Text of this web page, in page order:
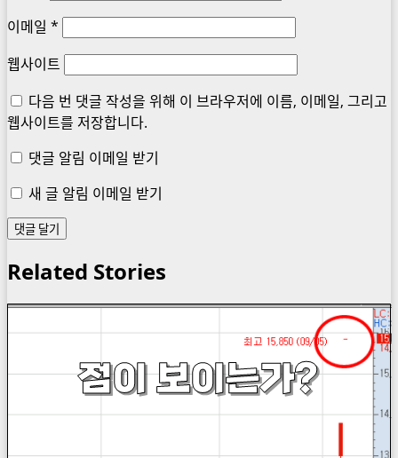
이메일 *
웹사이트
다음 번 댓글 작성을 위해 이 브라우저에 이름, 이메일, 그리고
웹사이트를 저장합니다.
댓글 알림 이메일 받기
새 글 알림 이메일 받기
Related Stories